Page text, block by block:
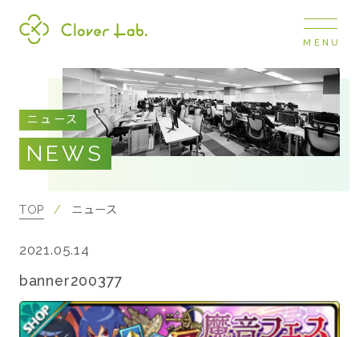
COMPANY
企業情報
ナビ
事業展開
RECRUIT
採用情報
NEWS
MENU
ニュース
NEWS
TOP ニュース
banner200377
2021.05.14